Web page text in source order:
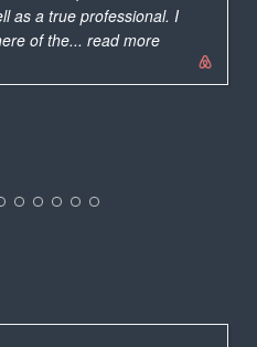
as a true professional. I
of the... read more